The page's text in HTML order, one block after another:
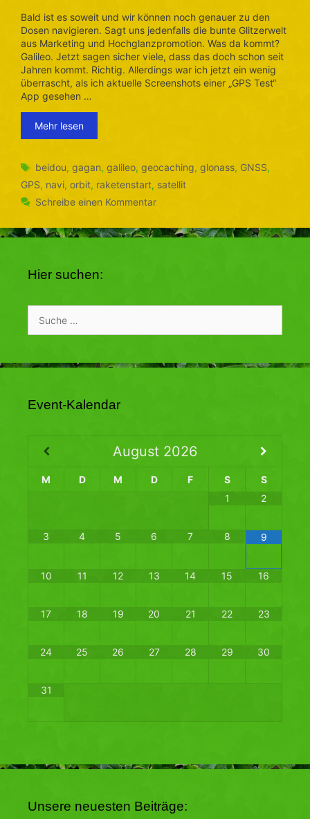
Bald ist es soweit und wir können noch genauer zu den
Dosen navigieren. Sagt uns jedenfalls die bunte Glitzerwelt
aus Marketing und Hochglanzpromotion. Was da kommt?
Galileo. Jetzt sagen sicher viele, dass das doch schon seit
Jahren kommt. Richtig. Allerdings war ich jetzt ein wenig
überrascht, als ich aktuelle Screenshots einer „GPS Test“
App gesehen …
Mehr lesen
Schlagwörter
beidou,gagan,galileo,geocaching,glonass, GNSS,
GPS, navi, orbit, raketenstart, satellit
Schreibe einen Kommentar
Hier suchen:
nach:
Event-Kalendar
August 2026
M D M D F S
S
1
2
3 4 5 6 7 8 9
10 11 12 13 14 15 16
17 18 19 20 21 22 23
24 25 26 27 28 29 30
31
Unsere neuesten Beiträge: